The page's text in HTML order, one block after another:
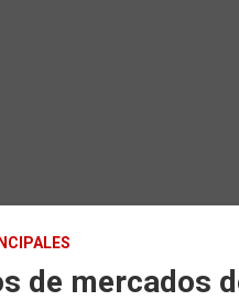
de mercados